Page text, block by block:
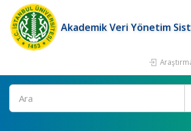
Akademik Veri Yönetim
Ara